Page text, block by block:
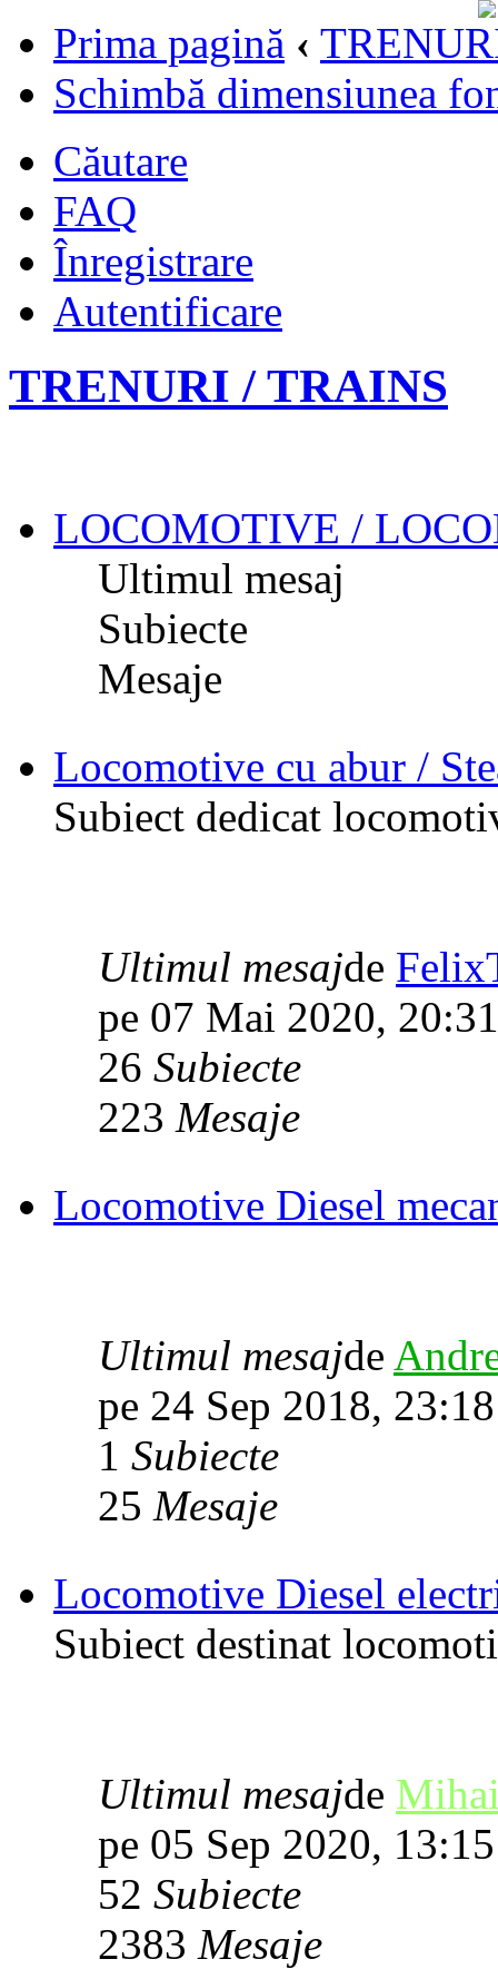
Prima pagină ‹
Schimbă dimensiunea
Căutare
FAQ
Înregistrare
Autentificare
TRENURI / TRAINS
LOCOMOTIVE /
Ultimul mesaj
Subiecte
Mesaje
Locomotive cu abur /
Subiect dedicat
Ultimul mesajde
pe 07 Mai 2020, 20:31
26 Subiecte
223 Mesaje
Locomotive Diesel
Ultimul mesajde
pe 24 Sep 2018, 23:18
1 Subiecte
25 Mesaje
Locomotive Diesel
Subiect destinat
Ultimul mesajde
pe 05 Sep 2020, 13:15
52 Subiecte
2383 Mesaje